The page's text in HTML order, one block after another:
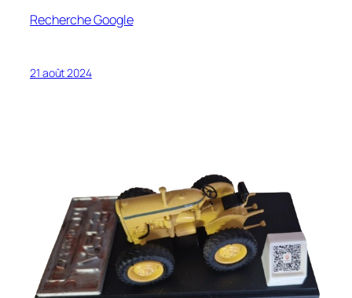
Recherche Google
21 août 2024